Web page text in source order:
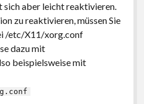
aber leicht reaktivieren.
zu reaktivieren, müssen Sie
/etc/X11/xorg.conf
dazu mit
beispielsweise mit